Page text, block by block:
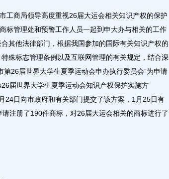
商局领导高度重视26届大运会相关知识产权的保护
标管理处和预警工作人员一起到申大办与相关的工作
其他法律部门，根据我国参加的国际有关知识产权的
殊标志管理条例以及互联网管理的有关规定，结合深
第26届世界大学生夏季运动会申办执行委员会”为申请
届世界大学生夏季运动会知识产权保护实施方
24日向市政府和有关部门提交了该方案，1月25日有
注册了190件商标，对26届大运会相关的商标进行了